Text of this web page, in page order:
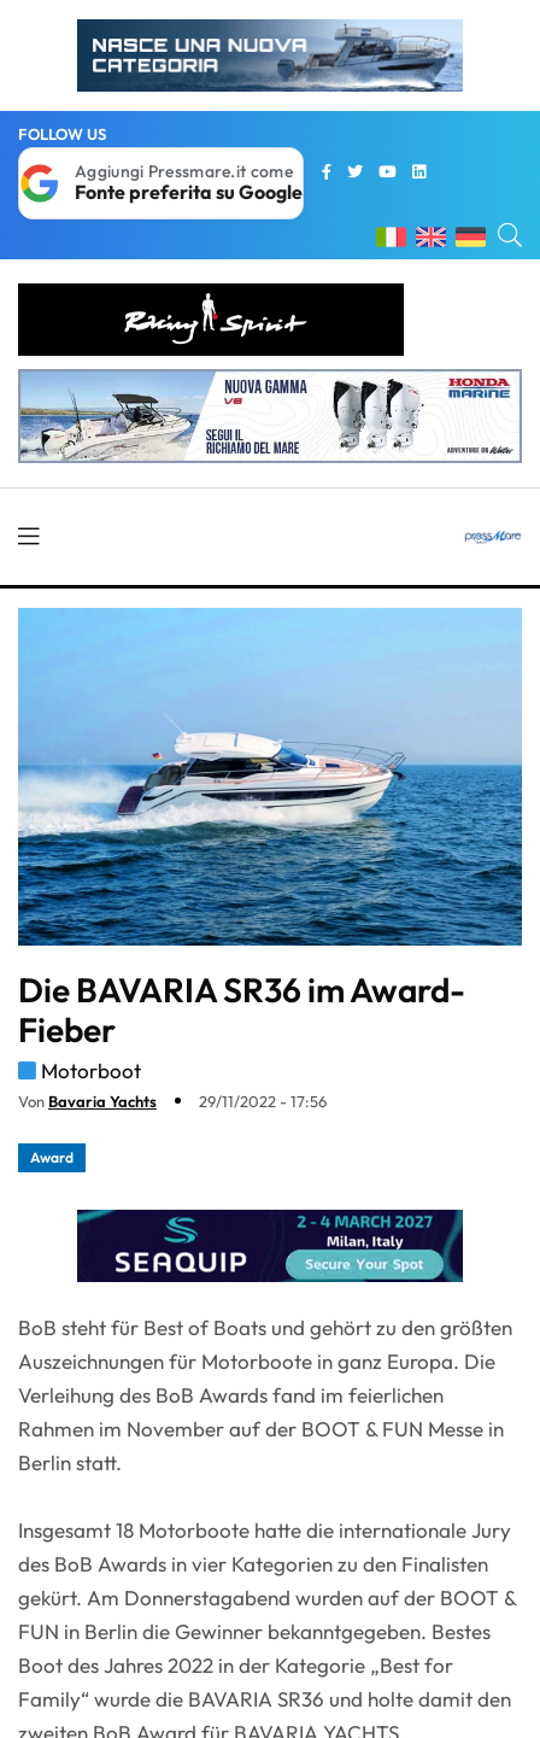
FOLLOW US
Aggiungi Pressmare.it come
Fonte preferita su Google
Die BAVARIA SR36 im Award-
Fieber
Motorboot
Von Bavaria Yachts 29/11/2022 - 17:56
Award
BoB steht für Best of Boats und gehört zu den größten
Auszeichnungen für Motorboote in ganz Europa. Die
Verleihung des BoB Awards fand im feierlichen
Rahmen im November auf der BOOT & FUN Messe in
Berlin statt.
Insgesamt 18 Motorboote hatte die internationale Jury
des BoB Awards in vier Kategorien zu den Finalisten
gekürt. Am Donnerstagabend wurden auf der BOOT &
FUN in Berlin die Gewinner bekanntgegeben. Bestes
Boot des Jahres 2022 in der Kategorie „Best for
Family“ wurde die BAVARIA SR36 und holte damit den
zweiten BoB Award für BAVARIA YACHTS.